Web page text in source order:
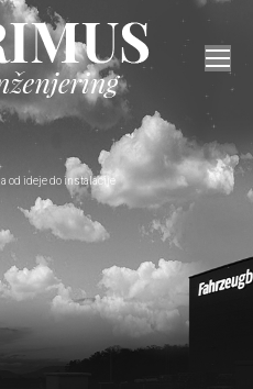
od ideje do instalacije